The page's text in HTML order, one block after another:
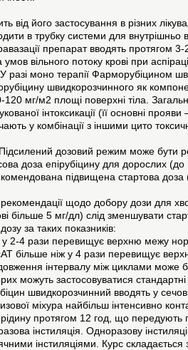
від його застосування в різних
в трубку системи для
препарат вводять протягом
вільного потоку крові при
моно терапії Фарморубіцином
швидкорозчинного як
мг/м2 площі поверхні тіла.
інтоксикації (її основні
у комбінації з іншими цито
дозовий режим може бути
доза епірубіцину для дорослих
підвищена стартова
щодо добору дози для
більше 5 мг/дл) слід зменшувати
за таких показників:
у 2-4 рази перевищує верхню межу
більше ніж у 4 рази перевищує
інтервалу між циклами може
можуть застосовуватися
швидкорозчинний вводять у
міхура найбільш інтенсивно
протягом 12 год, що передують
інстиляція. Одноразову
інстиляціями. Курс